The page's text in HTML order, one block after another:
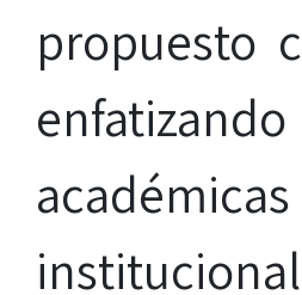
propuesto